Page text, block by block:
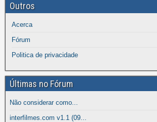
Outros
Acerca
Fórum
Politica de privacidade
Últimas no Fórum
Não considerar como...
interfilmes.com v1.1 (09...